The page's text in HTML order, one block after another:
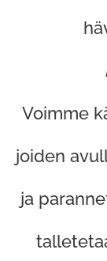
Voimme
joiden
ja